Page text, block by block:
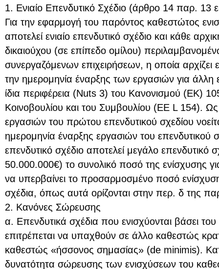
1. Ενιαίο Επενδυτικό Σχέδιο (άρθρο 14 παρ. 13
Για την εφαρμογή του παρόντος καθεστώτος
αποτελεί ενιαίο επενδυτικό σχέδιο και κάθε
δικαιούχου (σε επίπεδο ομίλου)
συνεργαζόμενων επιχειρήσεων, η οποία
την ημερομηνία έναρξης των εργασιών για άλλη
ίδια περιφέρεια (Nuts 3) του Κανονισμού (ΕΚ)
Κοινοβουλίου και του Συμβουλίου (ΕΕ L 154).
εργασιών του πρώτου επενδυτικού σχεδίου
ημερομηνία έναρξης εργασιών του επενδυτικού
επενδυτικό σχέδιο αποτελεί μεγάλο επενδυτικό
50.000.000€) το συνολικό ποσό της ενίσχυσης
να υπερβαίνει το προσαρμοσμένο ποσό
σχέδια, όπως αυτά ορίζονται στην περ. δ της
2. Κανόνες Σώρευσης
α. Επενδυτικά σχέδια που ενισχύονται βάσει
επιτρέπεται να υπαχθούν σε άλλο καθεστώς
καθεστώς «ήσσονος σημασίας» (de minimis).
δυνατότητα σώρευσης των ενισχύσεων του